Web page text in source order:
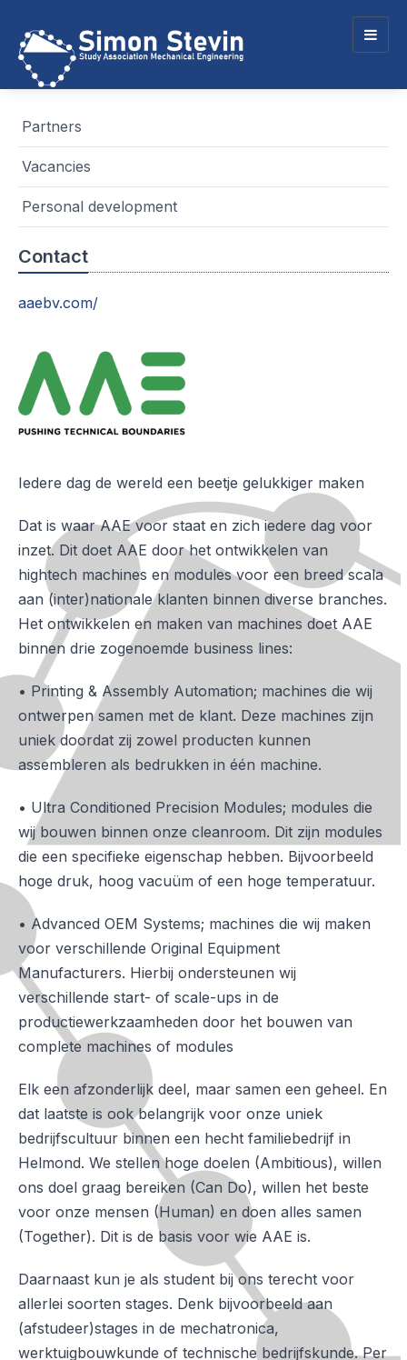
Partners
Vacancies
Personal development
Contact
aaebv.com/
Iedere dag de wereld een beetje gelukkiger maken
Dat is waar AAE voor staat en zich iedere dag voor
inzet. Dit doet AAE door het ontwikkelen van
hightech machines en modules voor een breed scala
aan (inter)nationale klanten binnen diverse branches.
Het ontwikkelen en maken van machines doet AAE
binnen drie zogenoemde business lines:
• Printing & Assembly Automation; machines die wij
ontwerpen samen met de klant. Deze machines zijn
uniek doordat zij zowel producten kunnen
assembleren als bedrukken in één machine.
• Ultra Conditioned Precision Modules; modules die
wij bouwen binnen onze cleanroom. Dit zijn modules
die een specifieke eigenschap hebben. Bijvoorbeeld
hoge druk, hoog vacuüm of een hoge temperatuur.
• Advanced OEM Systems; machines die wij maken
voor verschillende Original Equipment
Manufacturers. Hierbij ondersteunen wij
verschillende start- of scale-ups in de
productiewerkzaamheden door het bouwen van
complete machines of modules
Elk een afzonderlijk deel, maar samen een geheel. En
dat laatste is ook belangrijk voor onze uniek
bedrijfscultuur binnen een hecht familiebedrijf in
Helmond. We stellen hoge doelen (Ambitious), willen
ons doel graag bereiken (Can Do), willen het beste
voor onze mensen (Human) en doen alles samen
(Together). Dit is de basis voor wie AAE is.
Daarnaast kun je als student bij ons terecht voor
allerlei soorten stages. Denk bijvoorbeeld aan
(afstudeer)stages in de mechatronica,
werktuigbouwkunde of technische bedrijfskunde. Per